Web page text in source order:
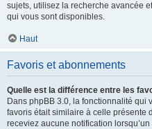
sujets, utilisez la recherche avancée
qui vous sont disponibles.
Haut
Favoris et abonnements
Quelle est la différence entre les
Dans phpBB 3.0, la fonctionnalité qui
favoris était similaire à celle présente
receviez aucune notification